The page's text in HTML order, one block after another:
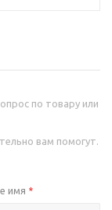
по товару или
вам помогут.
имя *